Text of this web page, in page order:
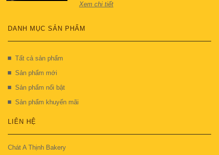
Xem chi tiết
DANH MỤC SẢN PHẨM
Tất cả sản phẩm
Sản phẩm mới
Sản phẩm nổi bật
Sản phẩm khuyến mãi
LIÊN HỆ
Chát A Thịnh Bakery